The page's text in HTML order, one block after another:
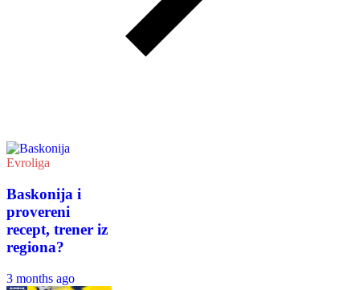
Evroliga
Baskonija i
provereni
recept, trener iz
regiona?
3 months ago